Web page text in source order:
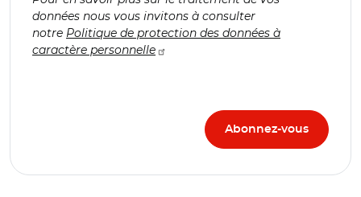
données nous vous invitons à consulter
notre Politique de protection des données à
caractère personnelle